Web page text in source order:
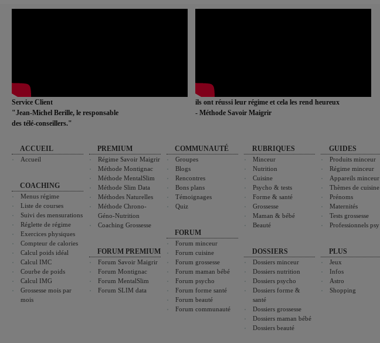
Service Client
"Jean-Michel Berille, le responsable
des télé-conseillers."
ils ont réussi leur régime et cela les rend heureux
- Méthode Savoir Maigrir
ACCUEIL
Accueil
COACHING
Menus régime
Liste de courses
Suivi des mensurations
Réglette de régime
Exercices physiques
Compteur de calories
Calcul poids idéal
Calcul IMC
Courbe de poids
Calcul IMG
Grossesse mois par
mois
PREMIUM
Régime Savoir Maigrir
Méthode Montignac
Méthode MentalSlim
Méthode Slim Data
Méthodes Naturelles
Méthode Chrono-
Géno-Nutrition
Coaching Grossesse
FORUM PREMIUM
Forum Savoir Maigrir
Forum Montignac
Forum MentalSlim
Forum SLIM data
COMMUNAUTÉ
Groupes
Blogs
Rencontres
Bons plans
Témoignages
Quiz
FORUM
Forum minceur
Forum cuisine
Forum grossesse
Forum maman bébé
Forum psycho
Forum forme santé
Forum beauté
Forum communauté
RUBRIQUES
Minceur
Nutrition
Cuisine
Psycho & tests
Forme & santé
Grossesse
Maman & bébé
Beauté
DOSSIERS
Dossiers minceur
Dossiers nutrition
Dossiers psycho
Dossiers forme &
santé
Dossiers grossesse
Dossiers maman bébé
Dossiers beauté
GUIDES
Produits minceur
Régime minceur
Appareils minceur
Thèmes de cuisine
Prénoms
Maternités
Tests grossesse
Professionnels psy
PLUS
Jeux
Infos
Astro
Shopping